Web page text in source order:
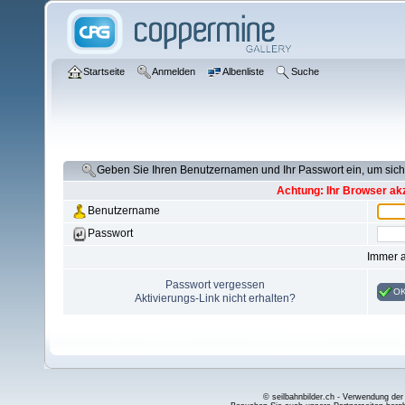
Startseite Anmelden Albenliste Suche
Geben Sie Ihren Benutzernamen und Ihr Passwort ein, um
Achtung: Ihr Browser
Benutzername
Passwort
Immer
Passwort vergessen
Aktivierungs-Link nicht erhalten?
© seilbahnbilder.ch - Verwendung